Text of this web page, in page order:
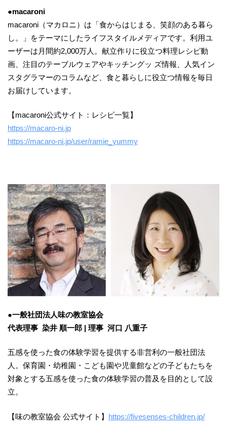
●macaroni
macaroni（マカロニ）は「食からはじまる、笑顔のある暮ら
し。」をテーマにしたライフスタイルメディアです。利用ユ
ーザーは月間約2,000万人。献立作りに役立つ料理レシピ動
画、注目のテーブルウェアやキッチングッ ズ情報、人気イン
スタグラマーのコラムなど、食と暮らしに役立つ情報を毎日
お届けしています。
【macaroni公式サイト：レシピ一覧】
https://macaro-ni.jp
https://macaro-ni.jp/user/ramie_yummy
●一般社団法人味の教室協会
代表理事 染井 順一郎 | 理事 河口 八重子
五感を使った食の体験学習を提供する非営利の一般社団法
人。保育園・幼稚園・こども園や児童館などの子どもたちを
対象とする五感を使った食の体験学習の普及を目的として設
立。
【味の教室協会 公式サイト】 https://fivesenses-children.jp/